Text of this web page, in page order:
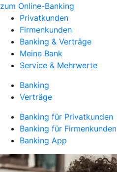
zum Online-Banking
Privatkunden
Firmenkunden
Banking & Verträge
Meine Bank
Service & Mehrwerte
Banking
Verträge
Banking für Privatkunden
Banking für Firmenkunden
Banking App